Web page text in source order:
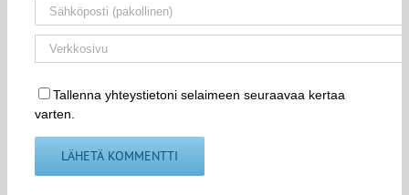
Tallenna yhteystietoni selaimeen seuraavaa kertaa
varten.